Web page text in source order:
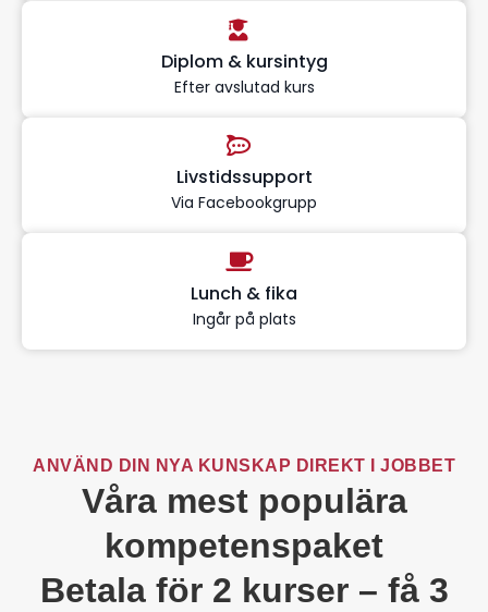
Diplom & kursintyg
Efter avslutad kurs
Livstidssupport
Via Facebookgrupp
Lunch & fika
Ingår på plats
ANVÄND DIN NYA KUNSKAP DIREKT I JOBBET
Våra mest populära
kompetenspaket
Betala för 2 kurser – få 3